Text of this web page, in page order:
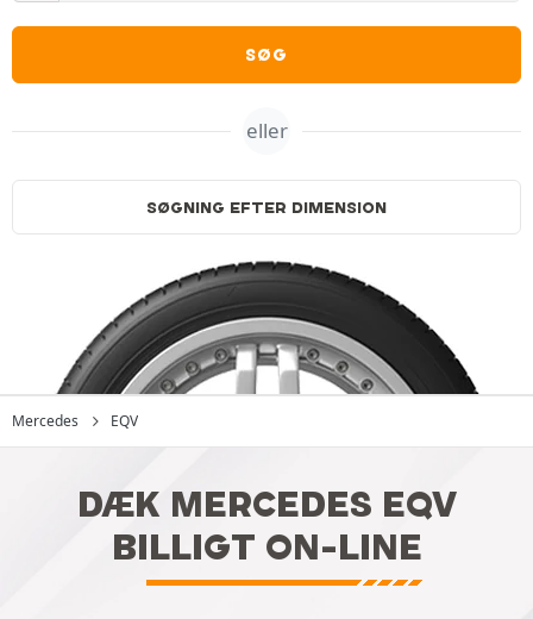
SØG
eller
SØGNING EFTER DIMENSION
Mercedes EQV
DÆK MERCEDES EQV
BILLIGT ON-LINE